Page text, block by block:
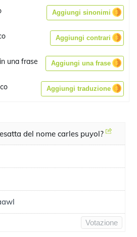
Aggiungi sinonimi
Aggiungi contrari
una frase Aggiungi una frase
Aggiungi traduzione
del nome carles puyol?
Votazione